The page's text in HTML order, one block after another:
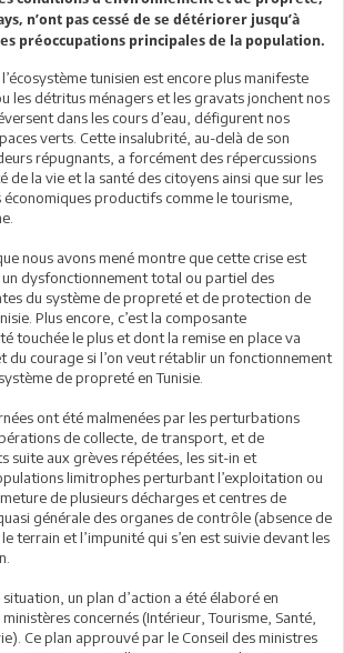
n’ont pas cessé de se détériorer jusqu’à
préoccupations principales de la population.
tunisien est encore plus manifeste
les détritus ménagers et les gravats jonchent nos
dans les cours d’eau, défigurent nos
verts. Cette insalubrité, au-delà de son
répugnants, a forcément des répercussions
de la vie et la santé des citoyens ainsi que sur les
productifs comme le tourisme,
nous avons mené montre que cette crise est
un dysfonctionnement total ou partiel des
du système de propreté et de protection de
Plus encore, c’est la composante
touchée le plus et dont la remise en place va
du courage si l’on veut rétablir un fonctionnement
de propreté en Tunisie.
ont été malmenées par les perturbations
de collecte, de transport, et de
suite aux grèves répétées, les sit-in et
limitrophes perturbant l’exploitation ou
de plusieurs décharges et centres de
générale des organes de contrôle (absence de
terrain et l’impunité qui s’en est suivie devant les
un plan d’action a été élaboré en
concernés (Intérieur, Tourisme, Santé,
Ce plan approuvé par le Conseil des ministres